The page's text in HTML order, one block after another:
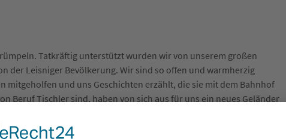
Tatkräftig unterstützt wurden wir von unserem großen
der Leisniger Bevölkerung. Wir sind so offen und warmherzig
mitgeholfen und uns Geschichten erzählt, die sie mit dem Bahnhof
Beruf Tischler sind, haben von sich aus für uns ein neues Geländer
mal abgesägt worden. In allem ist uns bewusst
sehr wichtiges Gebäude ist.